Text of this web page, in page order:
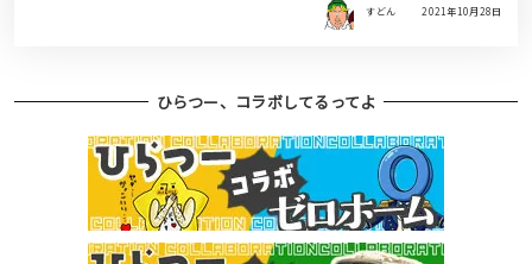
すどん 2021年10月28日
ひらつー、コラボしてるってよ